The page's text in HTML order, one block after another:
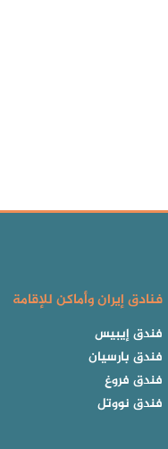
فنادق إيران وأماكن للإقامة
فندق إيبيس
فندق بارسيان
فندق فروغ
فندق نووتل